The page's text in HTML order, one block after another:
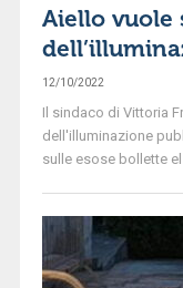
Aiello vuole
12/10/2022
Il sindaco di Vittoria
dell'illuminazione
sulle esose bollette el